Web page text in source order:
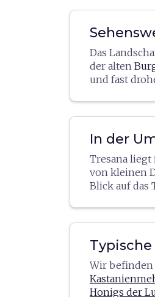
Das
der alten
und fast
Festung ist
während ihre
mögliche
besteht aus
(12.
wurde die
Barockkirche
In der
Tresana
von kleinen
Blick auf das
Zu den
kleinen
Quirico e
eine alte
noch eine
Gast
Wir befinden
Honigs der